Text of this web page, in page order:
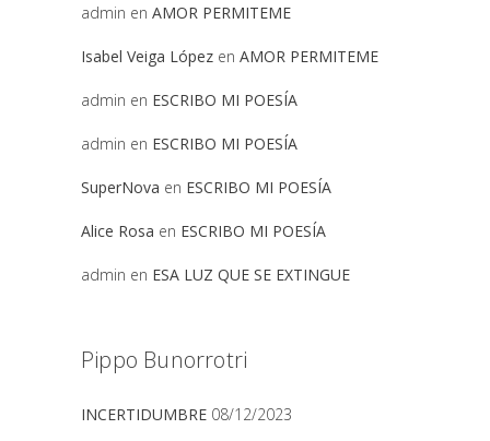
admin en AMOR PERMITEME
Isabel Veiga López en AMOR PERMITEME
admin en ESCRIBO MI POESÍA
admin en ESCRIBO MI POESÍA
SuperNova en ESCRIBO MI POESÍA
Alice Rosa en ESCRIBO MI POESÍA
admin en ESA LUZ QUE SE EXTINGUE
Pippo Bunorrotri
INCERTIDUMBRE 08/12/2023